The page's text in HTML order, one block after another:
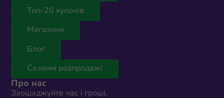
Топ-20 купонів
Магазини
Блог
Сезонні розпродажі
Про нас
Заощаджуйте час і гроші,